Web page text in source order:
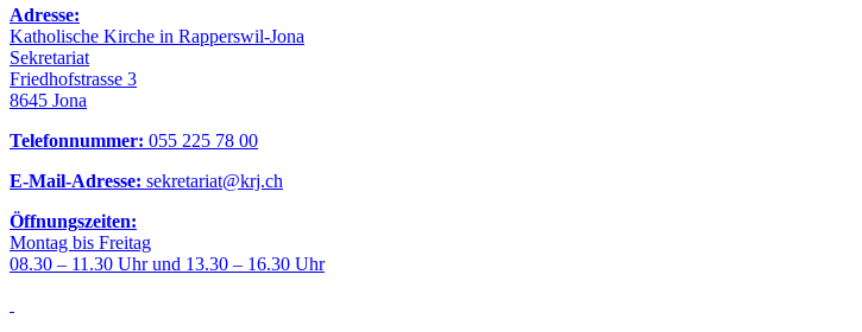
Adresse:
Katholische Kirche in Rapperswil-Jona
Sekretariat
Friedhofstrasse 3
8645 Jona
Telefonnummer: 055 225 78 00
E-Mail-Adresse: sekretariat@krj.ch
Öffnungszeiten:
Montag bis Freitag
08.30 – 11.30 Uhr und 13.30 – 16.30 Uhr